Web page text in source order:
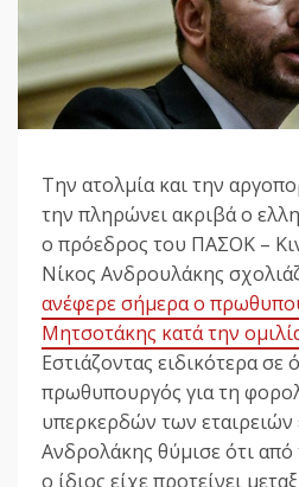
Την ατολμία και την
την πληρώνει ακριβά ο
ο πρόεδρος του ΠΑΣΟΚ –
Νίκος Ανδρουλάκης
ανέφερε σήμερα ο
Μητσοτάκης κατά την
Εστιάζοντας ειδικότερα σε
πρωθυπουργός για τη
υπερκερδών των εταιρειών
Ανδρολάκης θύμισε ότι από
ο ίδιος είχε προτείνει